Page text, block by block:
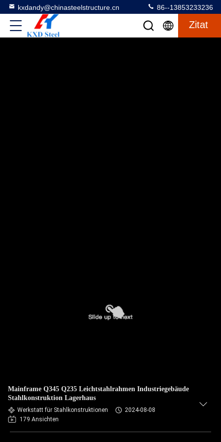
kxdandy@chinasteelstructure.cn 86--13853233236
Zitat
Mainframe Q345 Q235 Leichtstahlrahmen Industriegebäude
Stahlkonstruktion Lagerhaus
Werkstatt für Stahlkonstruktionen
2024-08-08
179 Ansichten